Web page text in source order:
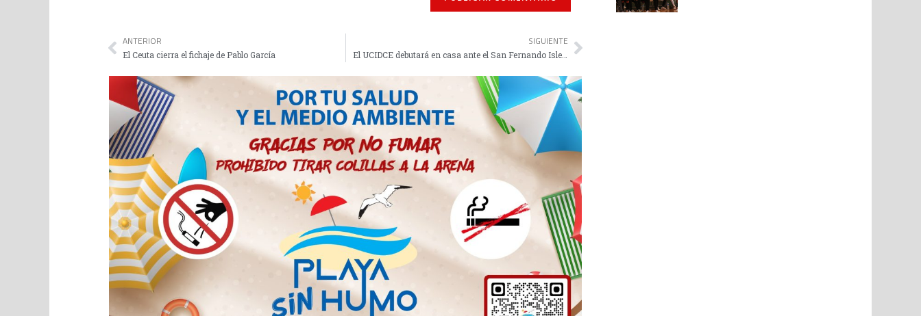
ANTERIOR
El Ceuta cierra el fichaje de Pablo García
SIGUIENTE
El UCIDCE debutará en casa ante el San Fernando Isleño el 11 de septiembre